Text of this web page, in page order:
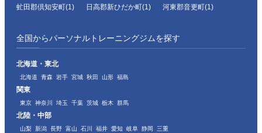
虻田郡倶知安町(1)
日高郡新ひだか町(1) 河東郡音更町(1)
全国からパーソナルトレーニングジムを探す
北海道・東北
北海道 青森 岩手 宮城 秋田 山形 福島
関東
東京 神奈川 埼玉 千葉 茨城 栃木 群馬
北陸・中部
山梨 新潟 長野 富山 石川 福井 愛知 岐阜 静岡 三重